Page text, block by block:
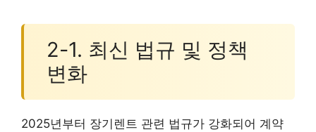
2-1. 최신 법규 및 정책
변화
2025년부터 장기렌트 관련 법규가 강화되어 계약